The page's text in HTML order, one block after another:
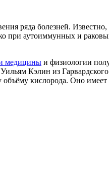
ряда болезней.
при аутоиммунных и
медицины и физиологии
Кэлин из
объёму кислорода. Оно